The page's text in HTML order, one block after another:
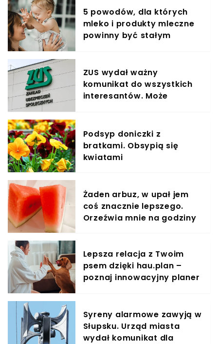
5 powodów, dla których
mleko i produkty mleczne
powinny być stałym
ZUS wydał ważny
komunikat do wszystkich
interesantów. Może
Podsyp doniczki z
bratkami. Obsypią się
kwiatami
Żaden arbuz, w upał jem
coś znacznie lepszego.
Orzeźwia mnie na godziny
Lepsza relacja z Twoim
psem dzięki hau.plan –
poznaj innowacyjny planer
Syreny alarmowe zawyją w
Słupsku. Urząd miasta
wydał komunikat dla